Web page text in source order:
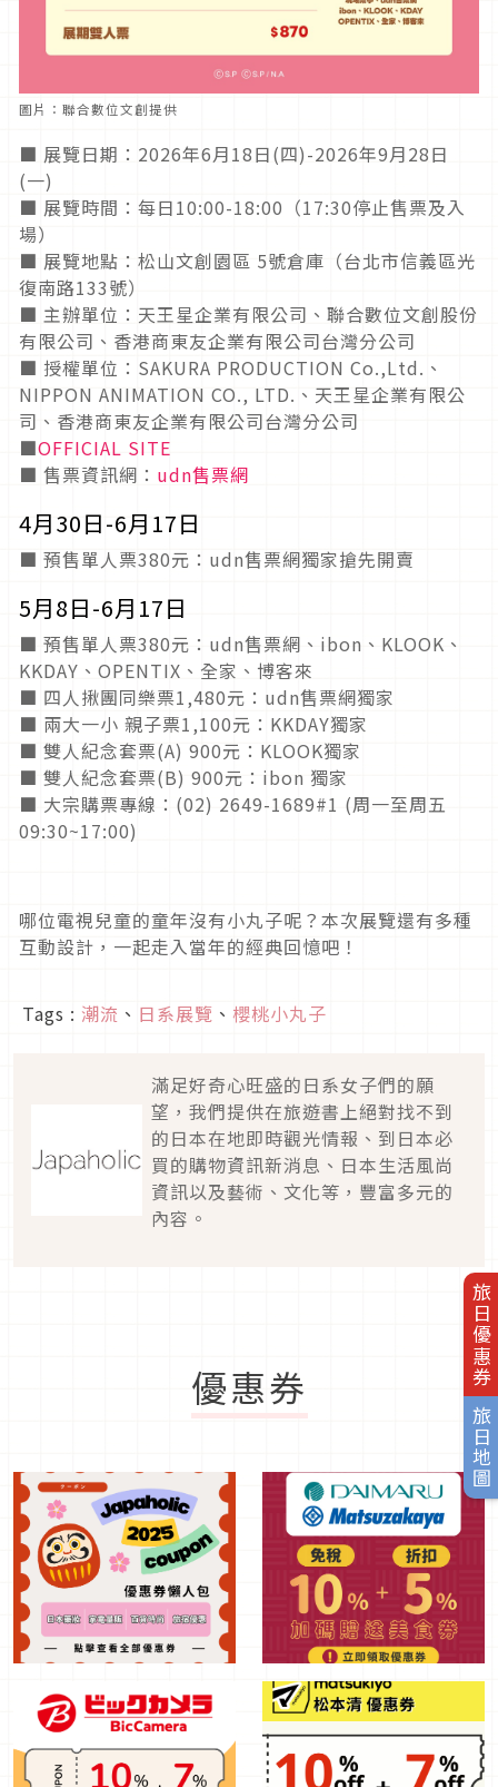
旅日優惠券
旅日地圖
圖片：聯合數位文創提供
■ 展覽日期：2026年6月18日(四)-2026年9月28日
(一)
■ 展覽時間：每日10:00-18:00（17:30停止售票及入
場）
■ 展覽地點：松山文創園區 5號倉庫（台北市信義區光
復南路133號）
■ 主辦單位：天王星企業有限公司、聯合數位文創股份
有限公司、香港商東友企業有限公司台灣分公司
■ 授權單位：SAKURA PRODUCTION Co.,Ltd.、
NIPPON ANIMATION CO., LTD.、天王星企業有限公
司、香港商東友企業有限公司台灣分公司
■OFFICIAL SITE
■ 售票資訊網： udn售票網
4月30日-6月17日
■ 預售單人票380元：udn售票網獨家搶先開賣
5月8日-6月17日
■ 預售單人票380元：udn售票網、ibon、KLOOK、
KKDAY、OPENTIX、全家、博客來
■ 四人揪團同樂票1,480元：udn售票網獨家
■ 兩大一小 親子票1,100元：KKDAY獨家
■ 雙人紀念套票(A) 900元：KLOOK獨家
■ 雙人紀念套票(B) 900元：ibon 獨家
■ 大宗購票專線：(02) 2649-1689#1 (周一至周五
09:30~17:00)
哪位電視兒童的童年沒有小丸子呢？本次展覽還有多種
互動設計，一起走入當年的經典回憶吧！
Tags : 潮流 、 日系展覽 、 櫻桃小丸子
滿足好奇心旺盛的日系女子們的願
望，我們提供在旅遊書上絕對找不到
的日本在地即時觀光情報、到日本必
買的購物資訊新消息、日本生活風尚
資訊以及藝術、文化等，豐富多元的
內容。
優惠券